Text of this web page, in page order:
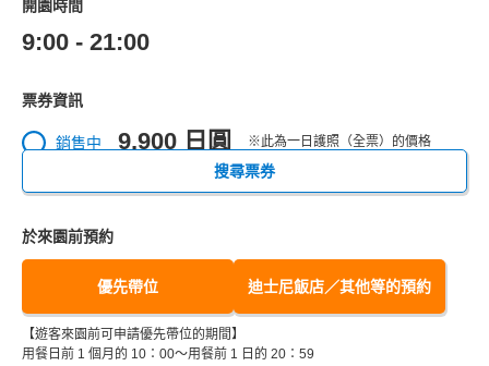
開園時間
9:00 - 21:00
票券資訊
銷售中 9,900 日圓 ※此為一日護照（全票）的價格
搜尋票券
於來園前預約
優先帶位 迪士尼飯店／其他等的預約
【遊客來園前可申請優先帶位的期間】
用餐日前 1 個月的 10：00～用餐前 1 日的 20：59